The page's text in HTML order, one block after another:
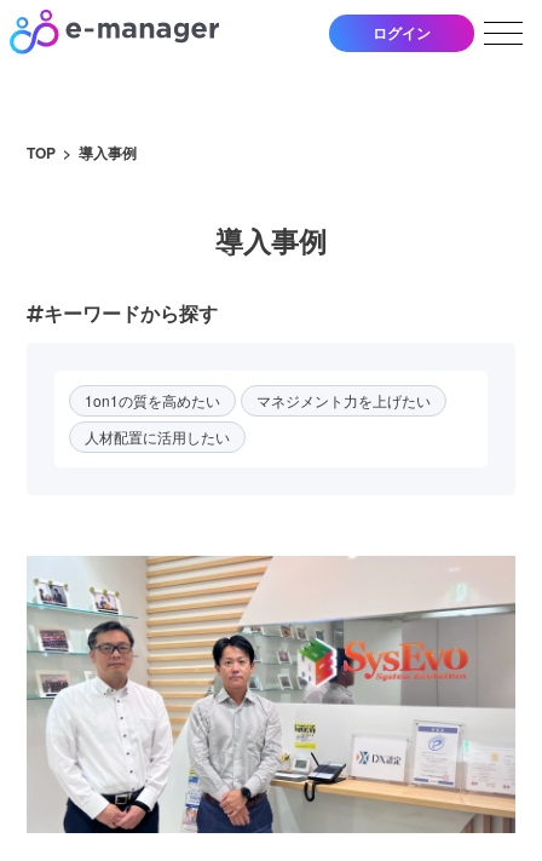
ログイン
TOP 導入事例
導入事例
キーワードから探す
1on1の質を高めたい
マネジメント力を上げたい
人材配置に活用したい